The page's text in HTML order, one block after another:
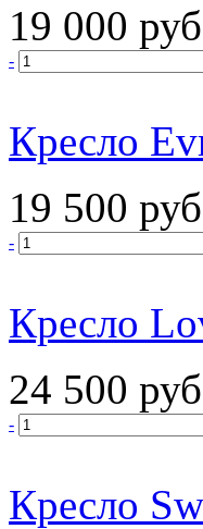
19 000
-
Кресло
19 500
-
Кресло
24 500
-
Кресло